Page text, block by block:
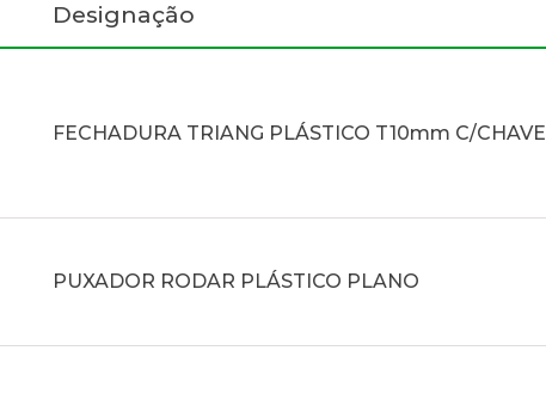
Designação
FECHADURA TRIANG PLÁSTICO T10mm C/CHAVE
PUXADOR RODAR PLÁSTICO PLANO